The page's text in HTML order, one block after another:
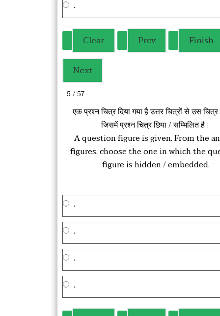
.
5 / 57
एक प्रश्न चित्र दिया गया है उत्तर चित्रों से उस
जिसमें प्रश्न चित्र छिपा / सम्मिलित है।
A question figure is given. From the
figures, choose the one in which the
figure is hidden / embedded.
.
.
.
.